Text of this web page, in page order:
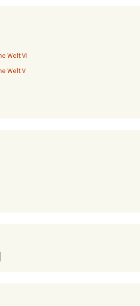
Welt VI
Welt V